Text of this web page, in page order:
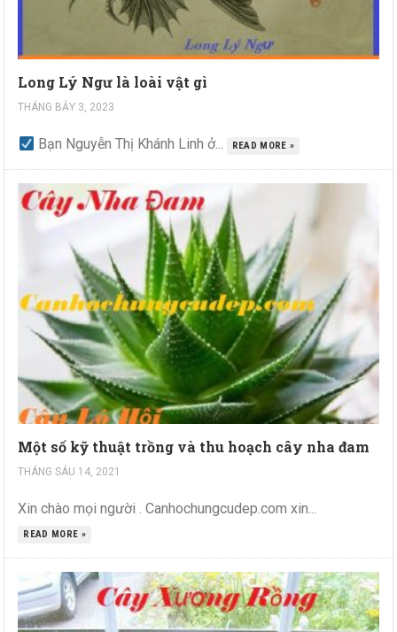
Long Lý Ngư là loài vật gì
THÁNG BẢY 3, 2023
Bạn Nguyễn Thị Khánh Linh ở... READ MORE »
Một số kỹ thuật trồng và thu hoạch cây nha đam
THÁNG SÁU 14, 2021
Xin chào mọi người . Canhochungcudep.com xin...
READ MORE »